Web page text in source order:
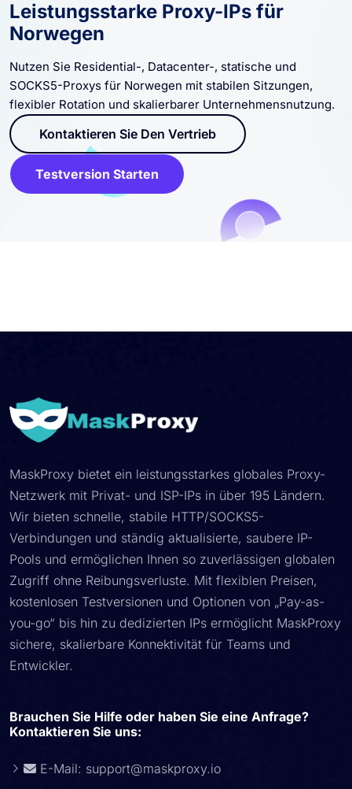
Leistungsstarke Proxy-IPs für
Norwegen
Nutzen Sie Residential-, Datacenter-, statische und
SOCKS5-Proxys für Norwegen mit stabilen Sitzungen,
flexibler Rotation und skalierbarer Unternehmensnutzung.
Kontaktieren Sie Den Vertrieb
Testversion Starten
MaskProxy bietet ein leistungsstarkes globales Proxy-
Netzwerk mit Privat- und ISP-IPs in über 195 Ländern.
Wir bieten schnelle, stabile HTTP/SOCKS5-
Verbindungen und ständig aktualisierte, saubere IP-
Pools und ermöglichen Ihnen so zuverlässigen globalen
Zugriff ohne Reibungsverluste. Mit flexiblen Preisen,
kostenlosen Testversionen und Optionen von „Pay-as-
you-go“ bis hin zu dedizierten IPs ermöglicht MaskProxy
sichere, skalierbare Konnektivität für Teams und
Entwickler.
Brauchen Sie Hilfe oder haben Sie eine Anfrage?
Kontaktieren Sie uns:
E-Mail: support@maskproxy.io